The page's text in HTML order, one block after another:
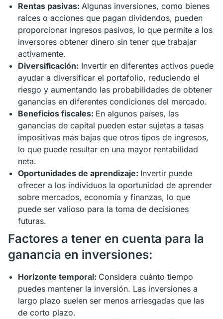
Rentas pasivas: Algunas inversiones, como bienes
raíces o acciones que pagan dividendos, pueden
proporcionar ingresos pasivos, lo que permite a los
inversores obtener dinero sin tener que trabajar
activamente.
Diversificación: Invertir en diferentes activos puede
ayudar a diversificar el portafolio, reduciendo el
riesgo y aumentando las probabilidades de obtener
ganancias en diferentes condiciones del mercado.
Beneficios fiscales: En algunos países, las
ganancias de capital pueden estar sujetas a tasas
impositivas más bajas que otros tipos de ingresos,
lo que puede resultar en una mayor rentabilidad
neta.
Oportunidades de aprendizaje: Invertir puede
ofrecer a los individuos la oportunidad de aprender
sobre mercados, economía y finanzas, lo que
puede ser valioso para la toma de decisiones
futuras.
Factores a tener en cuenta para la
ganancia en inversiones:
Horizonte temporal: Considera cuánto tiempo
puedes mantener la inversión. Las inversiones a
largo plazo suelen ser menos arriesgadas que las
de corto plazo.